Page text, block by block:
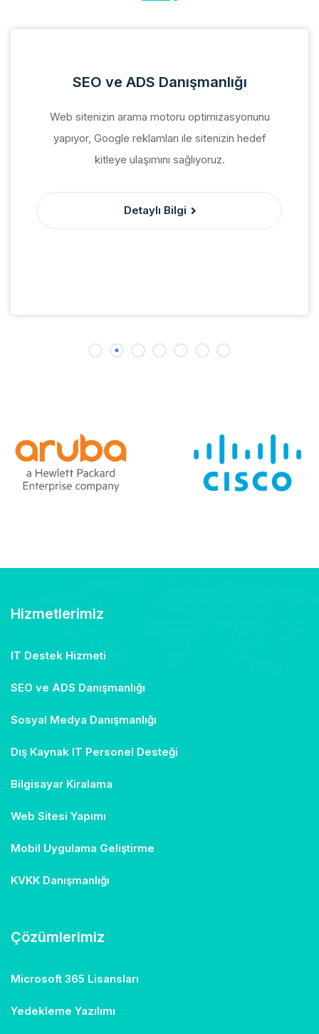
SEO ve ADS Danışmanlığı
Web sitenizin arama motoru optimizasyonunu
yapıyor, Google reklamları ile sitenizin hedef
kitleye ulaşımını sağlıyoruz.
Detaylı Bilgi
Hizmetlerimiz
IT Destek Hizmeti
SEO ve ADS Danışmanlığı
Sosyal Medya Danışmanlığı
Dış Kaynak IT Personel Desteği
Bilgisayar Kiralama
Web Sitesi Yapımı
Mobil Uygulama Geliştirme
KVKK Danışmanlığı
Çözümlerimiz
Microsoft 365 Lisansları
Yedekleme Yazılımı